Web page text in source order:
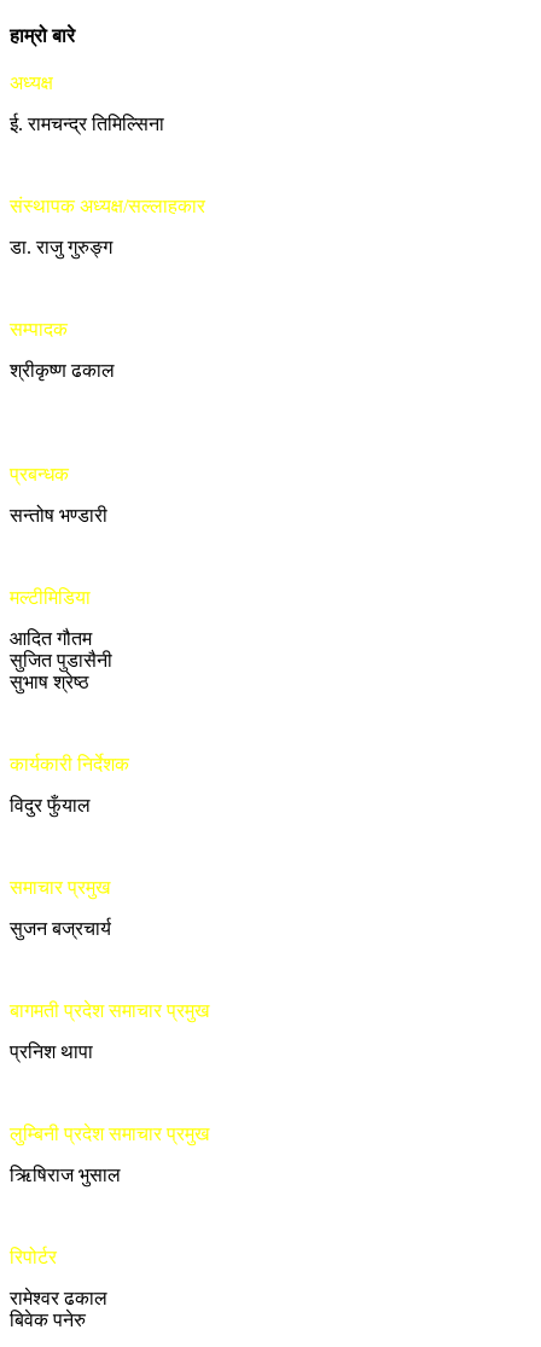
हाम्रो बारे
अध्यक्ष
ई. रामचन्द्र तिमिल्सिना
संस्थापक अध्यक्ष/सल्लाहकार
डा. राजु गुरुङ्ग
सम्पादक
श्रीकृष्ण ढकाल
प्रबन्धक
सन्तोष भण्डारी
मल्टीमिडिया
आदित गौतम
सुजित पुडासैनी
सुभाष श्रेष्ठ
कार्यकारी निर्देशक
विदुर फुँयाल
समाचार प्रमुख
सुजन बज्रचार्य
बागमती प्रदेश समाचार प्रमुख
प्रनिश थापा
लुम्बिनी प्रदेश समाचार प्रमुख
ऋिषिराज भुसाल
रिपोर्टर
रामेश्वर ढकाल
बिवेक पनेरु